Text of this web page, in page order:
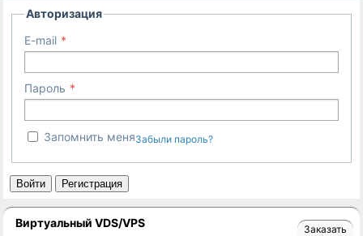
Авторизация
E-mail
Пароль
Запомнить меняЗабыли пароль?
Войти Регистрация
Виртуальный VDS/VPS Заказать